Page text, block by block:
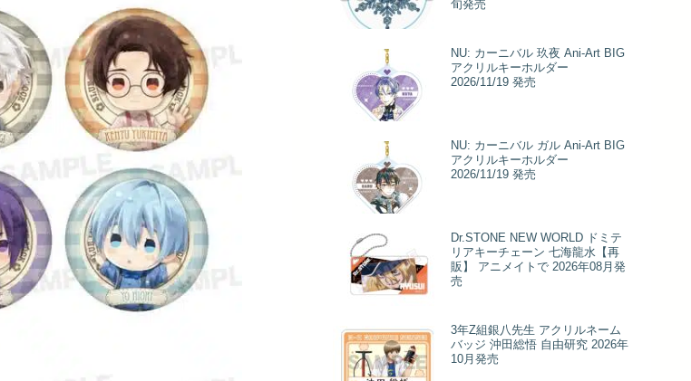
旬発売
NU: カーニバル 玖夜 Ani-Art BIG
アクリルキーホルダー
2026/11/19 発売
NU: カーニバル ガル Ani-Art BIG
アクリルキーホルダー
2026/11/19 発売
Dr.STONE NEW WORLD ドミテ
リアキーチェーン 七海龍水【再
販】 アニメイトで 2026年08月発
売
3年Z組銀八先生 アクリルネーム
バッジ 沖田総悟 自由研究 2026年
10月発売